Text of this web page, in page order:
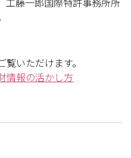
いただけます。
情報の活かし方